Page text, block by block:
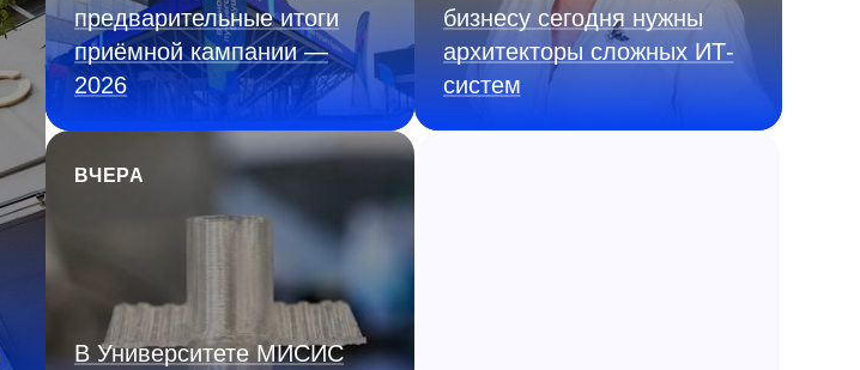
предварительные итоги
приёмной кампании —
2026
бизнесу сегодня нужны
архитекторы сложных ИТ-
систем
ВЧЕРА
В Университете МИСИС